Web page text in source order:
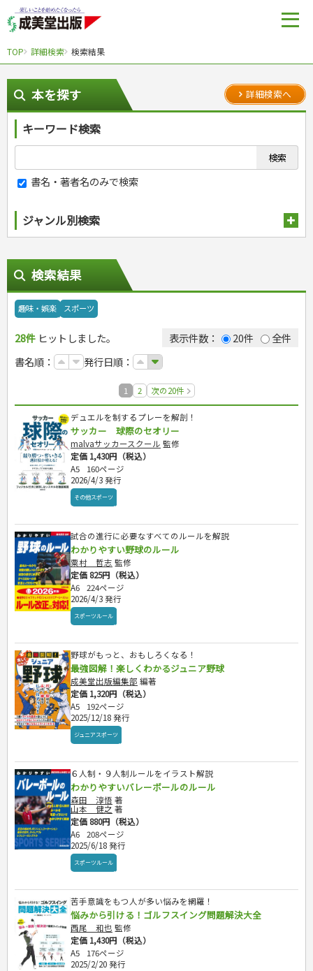
TOP 詳細検索 検索結果
本を探す 詳細検索へ
キーワード検索
書名・著者名のみで検索
ジャンル別検索
スポーツ
スポーツルール
野球
ゴルフ
トレーニング
ジュニアスポーツ
その他スポーツ
自然・アウトドア・ペット
アウトドア
犬・猫
ペット・飼育
園芸・野菜づくり
雑学
娯楽・ゲーム・占い
ナンプレ
囲碁・将棋・麻雀
ゲーム・マジック
家相・風水・占い
カルチャー・芸術・趣味
鉄道・車・自転車
音楽・楽器
趣味・鑑賞・カメラ
絵画・デッサン
俳句・詩・ことば
辞典・語学
辞典
語学・旅行会話
運転免許
原付・二輪
普通免許
その他免許
生活・暮らし
料理・レシピ
おもてなし・ごちそう料理
各国料理
お弁当
健康メニュー・ダイエット
調理器具クッキング
お菓子・ケーキ・パン
飲み物・お酒
手芸・クラフト
編み物
ソーイング
クラフト
住まい・インテリア・暮らし
インテリア・ハウジング
収納・掃除・暮らし
美容・ファッション
ダイエット・エクササイズ
メイク・ネイル・ヘア
着物・着つけ
冠婚葬祭・手紙・ペン字
冠婚葬祭・スピーチ・マナー
手紙・ペン字
妊娠・出産・育児
妊娠・出産・育児
離乳食・幼児食・こどもレシピ
ツボ・マッサージ
家庭医学・病気
健康知識
栄養事典
生活習慣病
看護・介護
看護一般
介護一般
保育・教育
パネルシアター
指導マニュアル
こどもの本
児童一般
おりがみ・あやとり
なぞなぞ・ゲーム
占い・心理ゲーム
のりもの・ずかん
読み物・絵本
学参・ドリル
夏休みドリル
総復習ドリル
学習・地図
自由研究・読書感想文
就職活動
就職活動
就職試験
公務員試験
資格試験
検定試験・資格試験
英語検定・TOEIC
漢字検定・数学検定
看護・薬学
ケアマネジャー
介護・社会福祉士
保育士
司法書士・社労士
行政書士・宅建
衛生管理・運行管理
建築・土木
電気・危険物
調理師
スキル・キャリアアップ
危険物取扱者
消防設備士
登録販売者
ビジネス
経営・経済・法律
ビジネス・法律
簿記・経理・税金・保険
その他ビジネス
自己啓発
ビジネス読み物
旅行・歴史
国内・海外旅行
国外旅行
国内旅行
散歩・グルメ
地理・歴史
地理・地図
歴史
文庫
文庫
成美文庫
その他文庫
ダイアリー
ダイアリー
プラチナダイアリー プレステージ
検索結果
趣味・娯楽 スポーツ
28件 ヒットしました。 表示件数： 20件
全件
書名順：
発行日順：
1 2 次の20件
デュエルを制するプレーを解剖！
サッカー 球際のセオリー
malvaサッカースクール 監修
定価 1,430円（税込）
A5
160ページ
2026/4/3 発行
その他スポーツ
試合の進行に必要なすべてのルールを解説
わかりやすい野球のルール
粟村 哲志 監修
定価 825円（税込）
A6
224ページ
2026/4/3 発行
スポーツルール
野球がもっと、おもしろくなる！
最強図解！楽しくわかるジュニア野球
成美堂出版編集部 編著
定価 1,320円（税込）
A5
192ページ
2025/12/18 発行
ジュニアスポーツ
６人制・９人制ルールをイラスト解説
わかりやすいバレーボールのルール
森田 淳悟 著
山本 健之 著
定価 880円（税込）
A6
208ページ
2025/6/18 発行
スポーツルール
苦手意識をもつ人が多い悩みを網羅！
悩みから引ける！ゴルフスイング問題解決大全
西尾 和也 監修
定価 1,430円（税込）
A5
176ページ
2025/2/20 発行